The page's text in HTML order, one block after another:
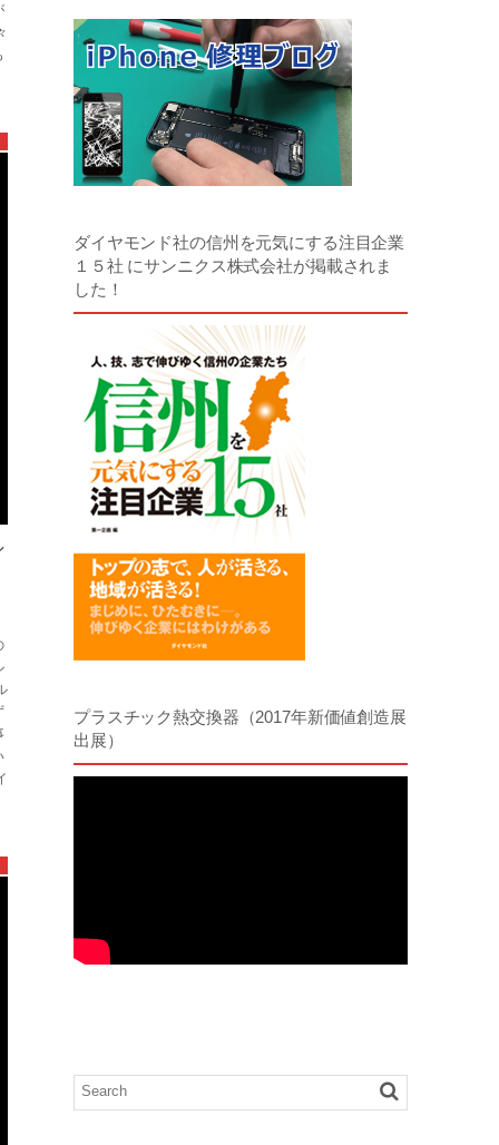
ダイヤモンド社の信州を元気にする注目企業
１５社 にサンニクス株式会社が掲載されま
した！
プラスチック熱交換器（2017年新価値創造展
出展）